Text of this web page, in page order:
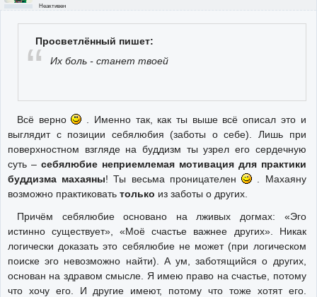
Неактивен
Просветлённый пишет:
Их боль - станет твоей
Всё верно
. Именно так, как ты выше всё описал это и
выглядит с позиции себялюбия (заботы о себе). Лишь при
поверхностном взгляде на буддизм ты узрел его сердечную
суть – себялюбие неприемлемая мотивация для практики
буддизма махаяны! Ты весьма проницателен
. Махаяну
возможно практиковать только из заботы о других.
Причём себялюбие основано на лживых догмах: «Эго
истинно существует», «Моё счастье важнее других». Никак
логически доказать это себялюбие не может (при логическом
поиске эго невозможно найти). А ум, заботящийся о других,
основан на здравом смысле. Я имею право на счастье, потому
что хочу его. И другие имеют, потому что тоже хотят его.